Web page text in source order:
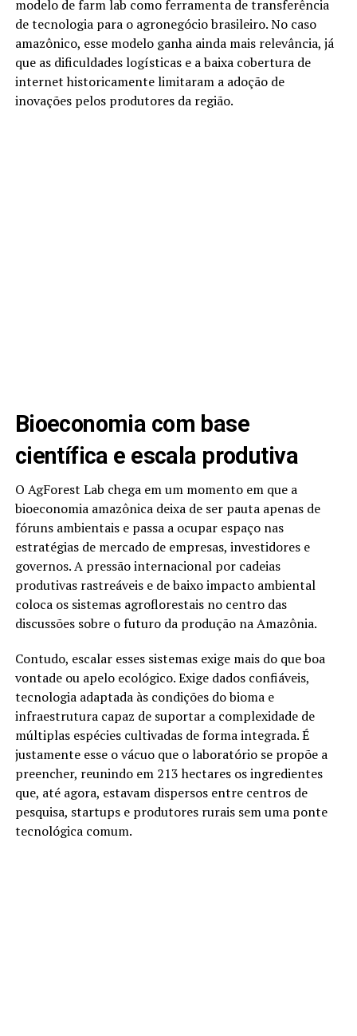
modelo de farm lab como ferramenta de transferência
de tecnologia para o agronegócio brasileiro. No caso
amazônico, esse modelo ganha ainda mais relevância, já
que as dificuldades logísticas e a baixa cobertura de
internet historicamente limitaram a adoção de
inovações pelos produtores da região.
Bioeconomia com base
científica e escala produtiva
O AgForest Lab chega em um momento em que a
bioeconomia amazônica deixa de ser pauta apenas de
fóruns ambientais e passa a ocupar espaço nas
estratégias de mercado de empresas, investidores e
governos. A pressão internacional por cadeias
produtivas rastreáveis e de baixo impacto ambiental
coloca os sistemas agroflorestais no centro das
discussões sobre o futuro da produção na Amazônia.
Contudo, escalar esses sistemas exige mais do que boa
vontade ou apelo ecológico. Exige dados confiáveis,
tecnologia adaptada às condições do bioma e
infraestrutura capaz de suportar a complexidade de
múltiplas espécies cultivadas de forma integrada. É
justamente esse o vácuo que o laboratório se propõe a
preencher, reunindo em 213 hectares os ingredientes
que, até agora, estavam dispersos entre centros de
pesquisa, startups e produtores rurais sem uma ponte
tecnológica comum.